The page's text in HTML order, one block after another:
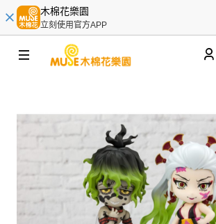
木棉花樂園
立刻使用官方APP